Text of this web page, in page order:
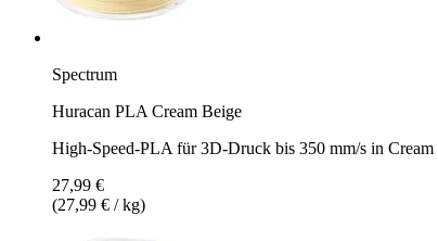
Spectrum
Huracan PLA Cream Beige
High-Speed-PLA für 3D-Druck bis 350 mm/s in Cream
27,99 €
(27,99 € / kg)